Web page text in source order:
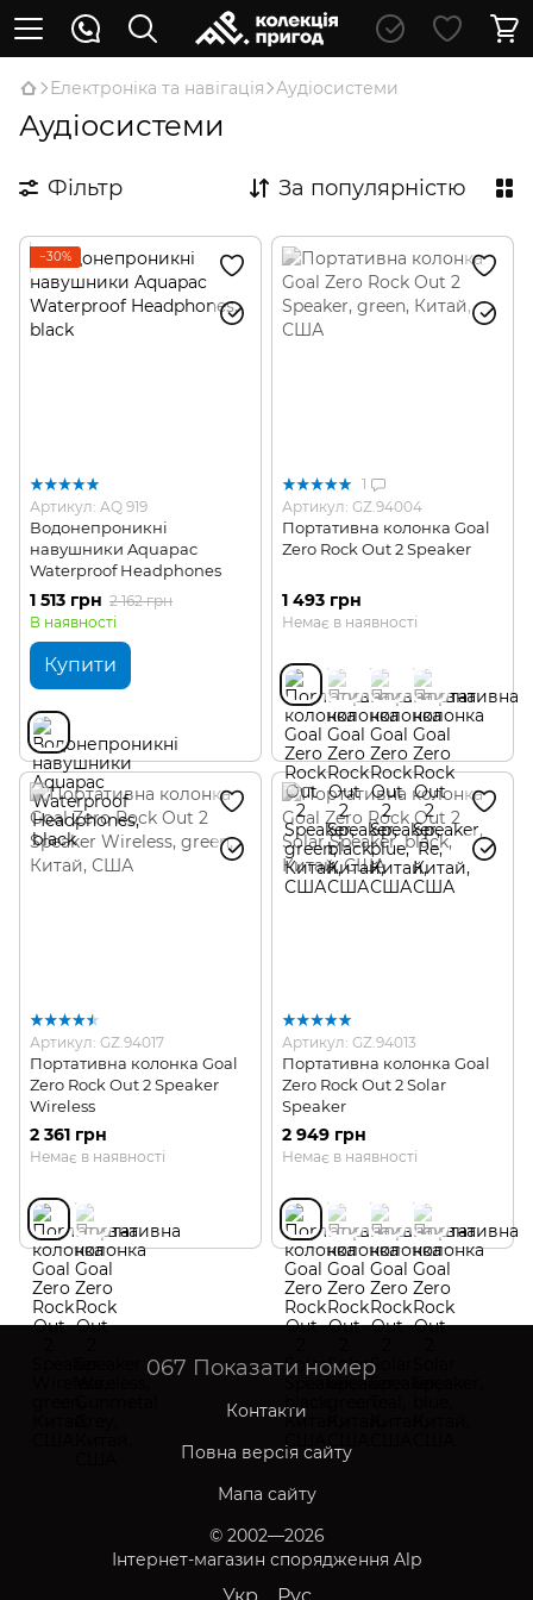
Електроніка та навігація Аудіосистеми
Аудіосистеми
Фільтр За популярністю
−30%
Артикул: AQ 919
Водонепроникні
навушники Aquapac
Waterproof Headphones
1 513 грн 2 162 грн
В наявності
Купити
1
Артикул: GZ.94004
Портативна колонка Goal
Zero Rock Out 2 Speaker
1 493 грн
Немає в наявності
Артикул: GZ.94017
Портативна колонка Goal
Zero Rock Out 2 Speaker
Wireless
2 361 грн
Немає в наявності
Артикул: GZ.94013
Портативна колонка Goal
Zero Rock Out 2 Solar
Speaker
2 949 грн
Немає в наявності
067 Показати номер
Контакти
Повна версія сайту
Мапа сайту
© 2002—2026
Інтернет-магазин спорядження Alp